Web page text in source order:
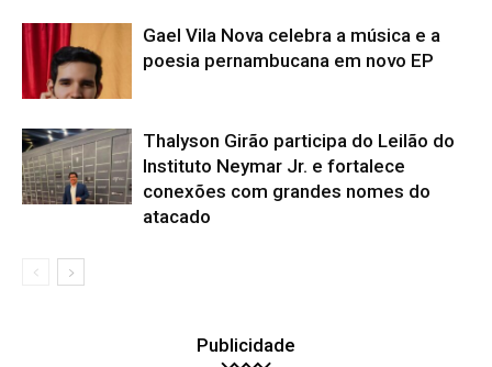
Gael Vila Nova celebra a música e a
poesia pernambucana em novo EP
Thalyson Girão participa do Leilão do
Instituto Neymar Jr. e fortalece
conexões com grandes nomes do
atacado
Publicidade